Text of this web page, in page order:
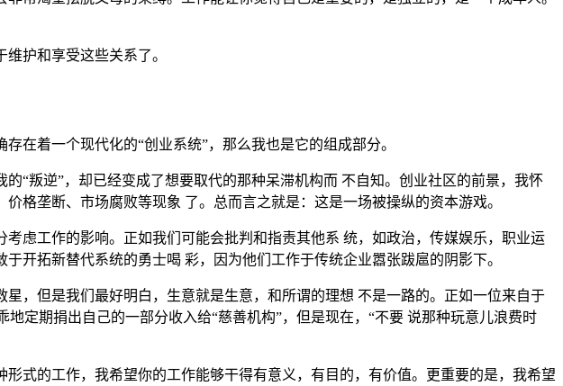
护和享受这些关系了。
在着一个现代化的“创业系统”，那么我也是它的组成部分。
“叛逆”，却已经变成了想要取代的那种呆滞机构而 不自知。创业社区的前景，我怀
格垄断、市场腐败等现象 了。总而言之就是：这是一场被操纵的资本游戏。
虑工作的影响。正如我们可能会批判和指责其他系 统，如政治，传媒娱乐，职业运
开拓新替代系统的勇士喝 彩，因为他们工作于传统企业嚣张跋扈的阴影下。
，但是我们最好明白，生意就是生意，和所谓的理想 不是一路的。正如一位来自于
定期捐出自己的一部分收入给“慈善机构”，但是现在，“不要 说那种玩意儿浪费时
式的工作，我希望你的工作能够干得有意义，有目的，有价值。更重要的是，我希望